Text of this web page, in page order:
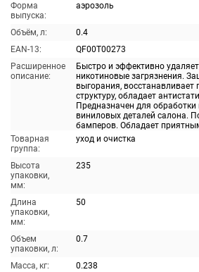
Форма
выпуска:
аэрозоль
Объём, л:
0.4
EAN-13:
QF00T00273
Расширенное
описание:
Быстро и эффективно
никотиновые загрязнения.
выгорания,
структуру, обладает
Предназначен для обработки
виниловых деталей салона.
бамперов. Обладает
Товарная
группа:
уход и очистка
Высота
упаковки,
мм:
235
Длина
упаковки,
мм:
50
Объем
упаковки, л:
0.7
Масса, кг:
0.238